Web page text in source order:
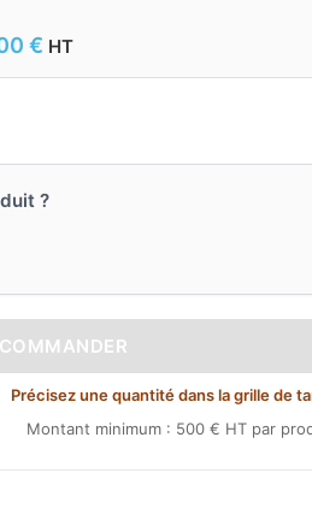
€ HT
?
COMMANDER
Précisez une quantité dans la grille de
Montant minimum : 500 € HT par